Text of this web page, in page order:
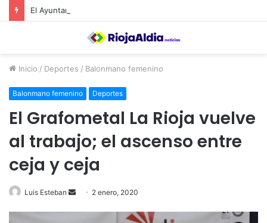
Inicio / Deportes / Balonmano femenino
Balonmano femenino Deportes
El Grafometal La Rioja vuelve
al trabajo; el ascenso entre
ceja y ceja
Luis Esteban 2 enero, 2020